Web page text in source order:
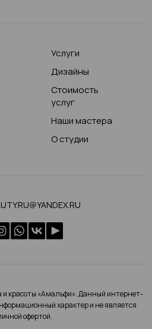
Услуги
Дизайны
Стоимость
услуг
Наши мастера
О студии
красоты «Амальфи». Данный интернет-
характер и не является
офертой.